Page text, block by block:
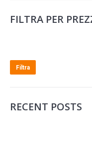
FILTRA PER
Filtra
RECENT POSTS